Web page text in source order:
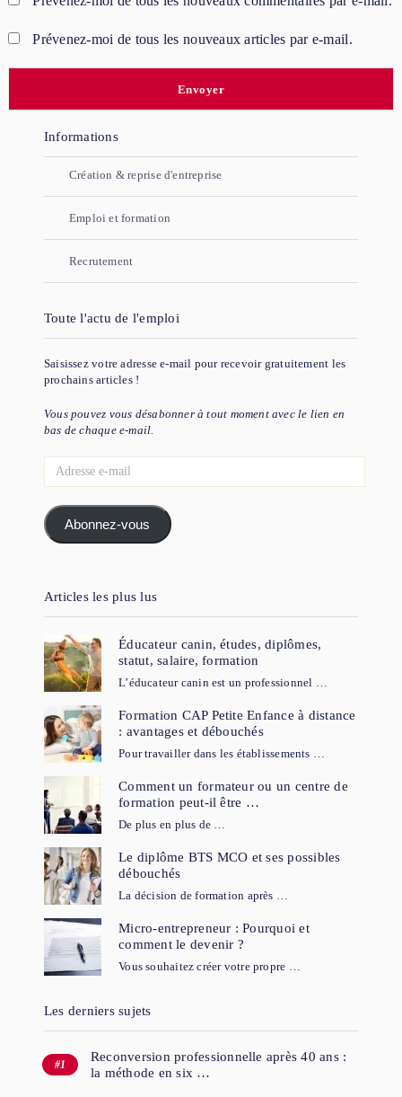
Prévenez-moi de tous les nouveaux articles par e-mail.
Informations
Création & reprise d'entreprise
Emploi et formation
Recrutement
Toute l'actu de l'emploi
Saisissez votre adresse e-mail pour recevoir gratuitement les
prochains articles !
Vous pouvez vous désabonner à tout moment avec le lien en
bas de chaque e-mail.
Abonnez-vous
Articles les plus lus
Éducateur canin, études, diplômes,
statut, salaire, formation
L’éducateur canin est un professionnel …
Formation CAP Petite Enfance à distance
: avantages et débouchés
Pour travailler dans les établissements …
Comment un formateur ou un centre de
formation peut-il être …
De plus en plus de …
Le diplôme BTS MCO et ses possibles
débouchés
La décision de formation après …
Micro-entrepreneur : Pourquoi et
comment le devenir ?
Vous souhaitez créer votre propre …
Les derniers sujets
Reconversion professionnelle après 40 ans :
la méthode en six …